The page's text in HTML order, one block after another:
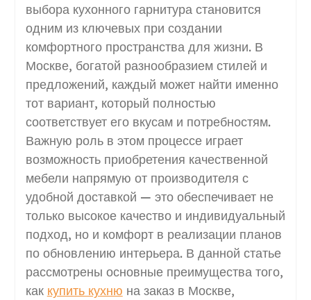
выбора кухонного гарнитура становится
одним из ключевых при создании
комфортного пространства для жизни. В
Москве, богатой разнообразием стилей и
предложений, каждый может найти именно
тот вариант, который полностью
соответствует его вкусам и потребностям.
Важную роль в этом процессе играет
возможность приобретения качественной
мебели напрямую от производителя с
удобной доставкой — это обеспечивает не
только высокое качество и индивидуальный
подход, но и комфорт в реализации планов
по обновлению интерьера. В данной статье
рассмотрены основные преимущества того,
как купить кухню на заказ в Москве,